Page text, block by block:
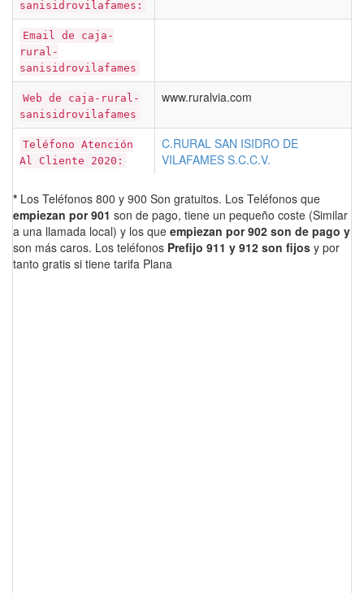
sanisidrovilafames:
Email de caja-
rural-
sanisidrovilafames
Web de caja-rural-
sanisidrovilafames
www.ruralvia.com
Teléfono Atención
Al Cliente 2020:
C.RURAL SAN ISIDRO DE
VILAFAMES S.C.C.V.
* Los Teléfonos 800 y 900 Son gratuitos. Los Teléfonos que
empiezan por 901 son de pago, tiene un pequeño coste (Similar
a una llamada local) y los que empiezan por 902 son de pago y
son más caros. Los teléfonos Prefijo 911 y 912 son fijos y por
tanto gratis si tiene tarifa Plana